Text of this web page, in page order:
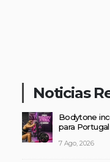
Noticias
Bodytone
para
7 Ago, 2026